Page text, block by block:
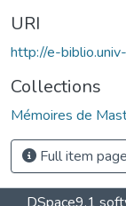
URI
http://e-
Collections
Mémoires de
Full item page